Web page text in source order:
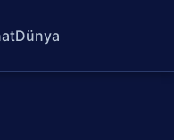
Dünya